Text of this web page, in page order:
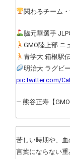
関わるチーム
脇元華選手
GMO陸上部 ニ
青学大 箱根駅
明治大 ラグビ
pic.twitter.com/
— 熊谷正寿【
苦しい時期や、血
言葉にならない重